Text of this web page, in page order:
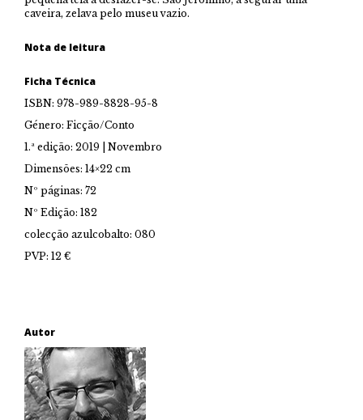
caveira, zelava pelo museu vazio.
Nota de leitura
Ficha Técnica
ISBN: 978-989-8828-95-8
Género: Ficção/Conto
1.ª edição: 2019 | Novembro
Dimensões: 14×22 cm
Nº páginas: 72
Nº Edição: 182
colecção azulcobalto: 080
PVP: 12 €
Autor